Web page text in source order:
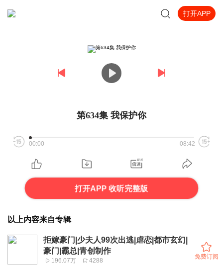
打开APP
第634集 我保护你
00:00 08:42
打开APP 收听完整版
以上内容来自专辑
拒嫁豪门|少夫人99次出逃|虐恋|都市玄幻|
豪门|霸总|青创制作
196.07万 4288
免费订阅